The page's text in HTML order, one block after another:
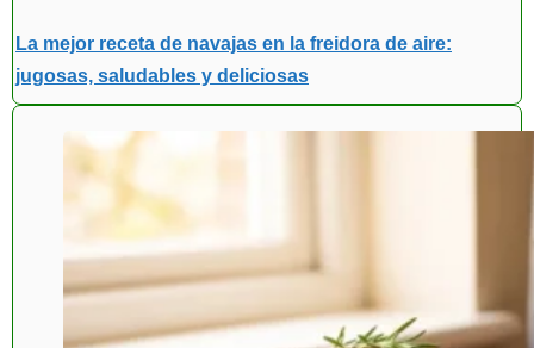
La mejor receta de navajas en la freidora de aire:
jugosas, saludables y deliciosas